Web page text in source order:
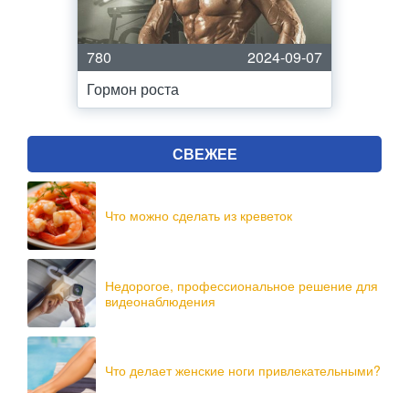
780
2024-09-07
Гормон роста
СВЕЖЕЕ
Что можно сделать из креветок
Недорогое, профессиональное решение для
видеонаблюдения
Что делает женские ноги привлекательными?